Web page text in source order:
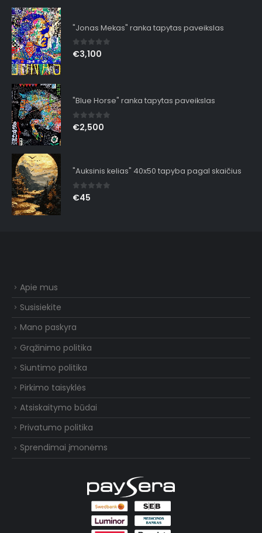
"Jonas Mekas" ranka tapytas paveikslas
0out of 5
€3,100
"Blue Horse" ranka tapytas paveikslas
0out of 5
€2,500
"Auksinis kelias" 40x50 tapyba pagal skaičius
0out of 5
€45
Apie mus
Susisiekite
Mano paskyra
Grąžinimo politika
Siuntimo politika
Pirkimo taisyklės
Atsiskaitymo būdai
Privatumo politika
Sprendimai įmonėms